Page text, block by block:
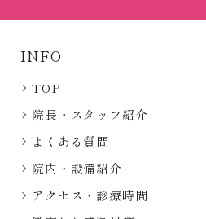
INFO
TOP
院長・スタッフ紹介
よくある質問
院内・設備紹介
アクセス・診療時間